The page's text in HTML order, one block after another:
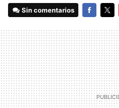
Sin comentarios